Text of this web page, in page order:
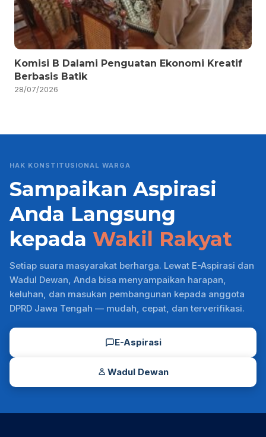
Komisi B Dalami Penguatan Ekonomi Kreatif
Berbasis Batik
28/07/2026
HAK KONSTITUSIONAL WARGA
Sampaikan Aspirasi
Anda Langsung
kepada Wakil Rakyat
Setiap suara masyarakat berharga. Lewat E-Aspirasi dan
Wadul Dewan, Anda bisa menyampaikan harapan,
keluhan, dan masukan pembangunan kepada anggota
DPRD Jawa Tengah — mudah, cepat, dan terverifikasi.
E-Aspirasi
Wadul Dewan